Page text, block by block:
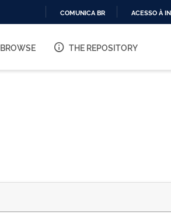
O
COMUNICA BR ACESSO À
BROWSE THE REPOSITORY